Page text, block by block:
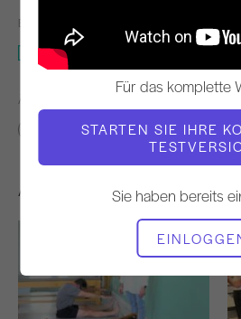
Für das komplette
STARTEN SIE IHRE
Sie haben bereits
BENÖTIGTE AUSRÜSTUNG
Matte
ÄHNLICHE KLASSEN FINDEN FÜR
10 - 20 min
Matte
Andere Workouts, die Ihnen